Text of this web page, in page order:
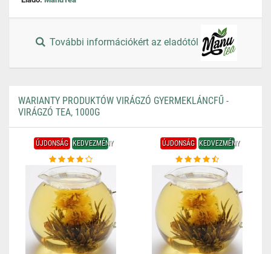
További információkért az eladótól
WARIANTY PRODUKTÓW VIRÁGZÓ GYERMEKLÁNCFŰ -
VIRÁGZÓ TEA, 1000G
ÚJDONSÁG KEDVEZMÉNY ÚJDONSÁG KEDVEZMÉNY